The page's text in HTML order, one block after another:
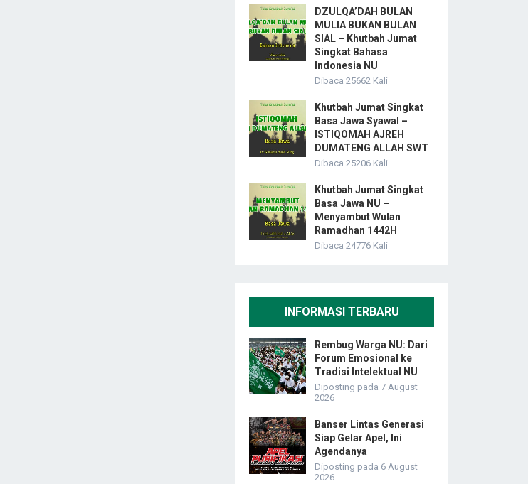
DZULQA’DAH BULAN
MULIA BUKAN BULAN
SIAL – Khutbah Jumat
Singkat Bahasa
Indonesia NU
Dibaca 25662 Kali
Khutbah Jumat Singkat
Basa Jawa Syawal –
ISTIQOMAH AJREH
DUMATENG ALLAH SWT
Dibaca 25206 Kali
Khutbah Jumat Singkat
Basa Jawa NU –
Menyambut Wulan
Ramadhan 1442H
Dibaca 24776 Kali
INFORMASI TERBARU
Rembug Warga NU: Dari
Forum Emosional ke
Tradisi Intelektual NU
Diposting pada 7 August
2026
Banser Lintas Generasi
Siap Gelar Apel, Ini
Agendanya
Diposting pada 6 August
2026